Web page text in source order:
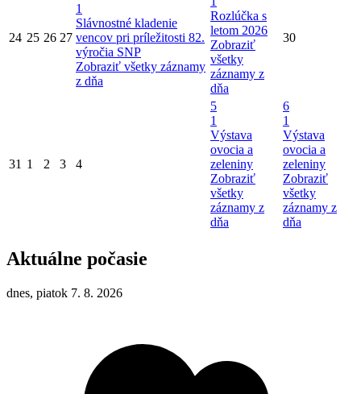
24 25 26 27
1
Slávnostné kladenie
vencov pri príležitosti 82.
výročia SNP
Zobraziť všetky záznamy
z dňa
Rozlúčka s
letom 2026
Zobraziť
všetky
záznamy z
dňa
30
31 1 2 3 4
5
1
Výstava
ovocia a
zeleniny
Zobraziť
všetky
záznamy z
dňa
6
1
Výstava
ovocia a
zeleniny
Zobraziť
všetky
záznamy z
dňa
Aktuálne počasie
dnes, piatok 7. 8. 2026